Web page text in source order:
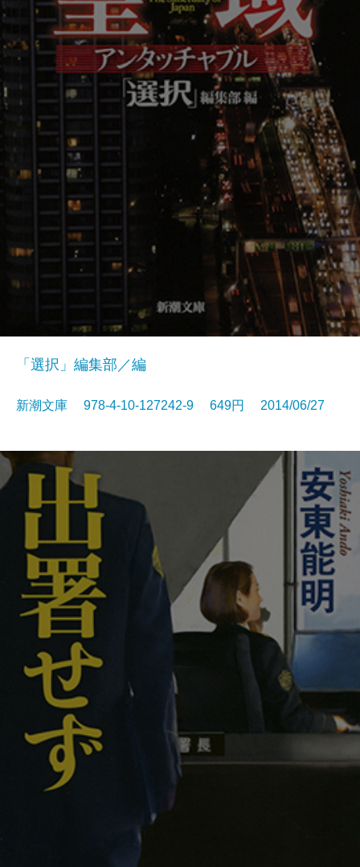
「選択」編集部／編
新潮文庫 978-4-10-127242-9 649円 2014/06/27